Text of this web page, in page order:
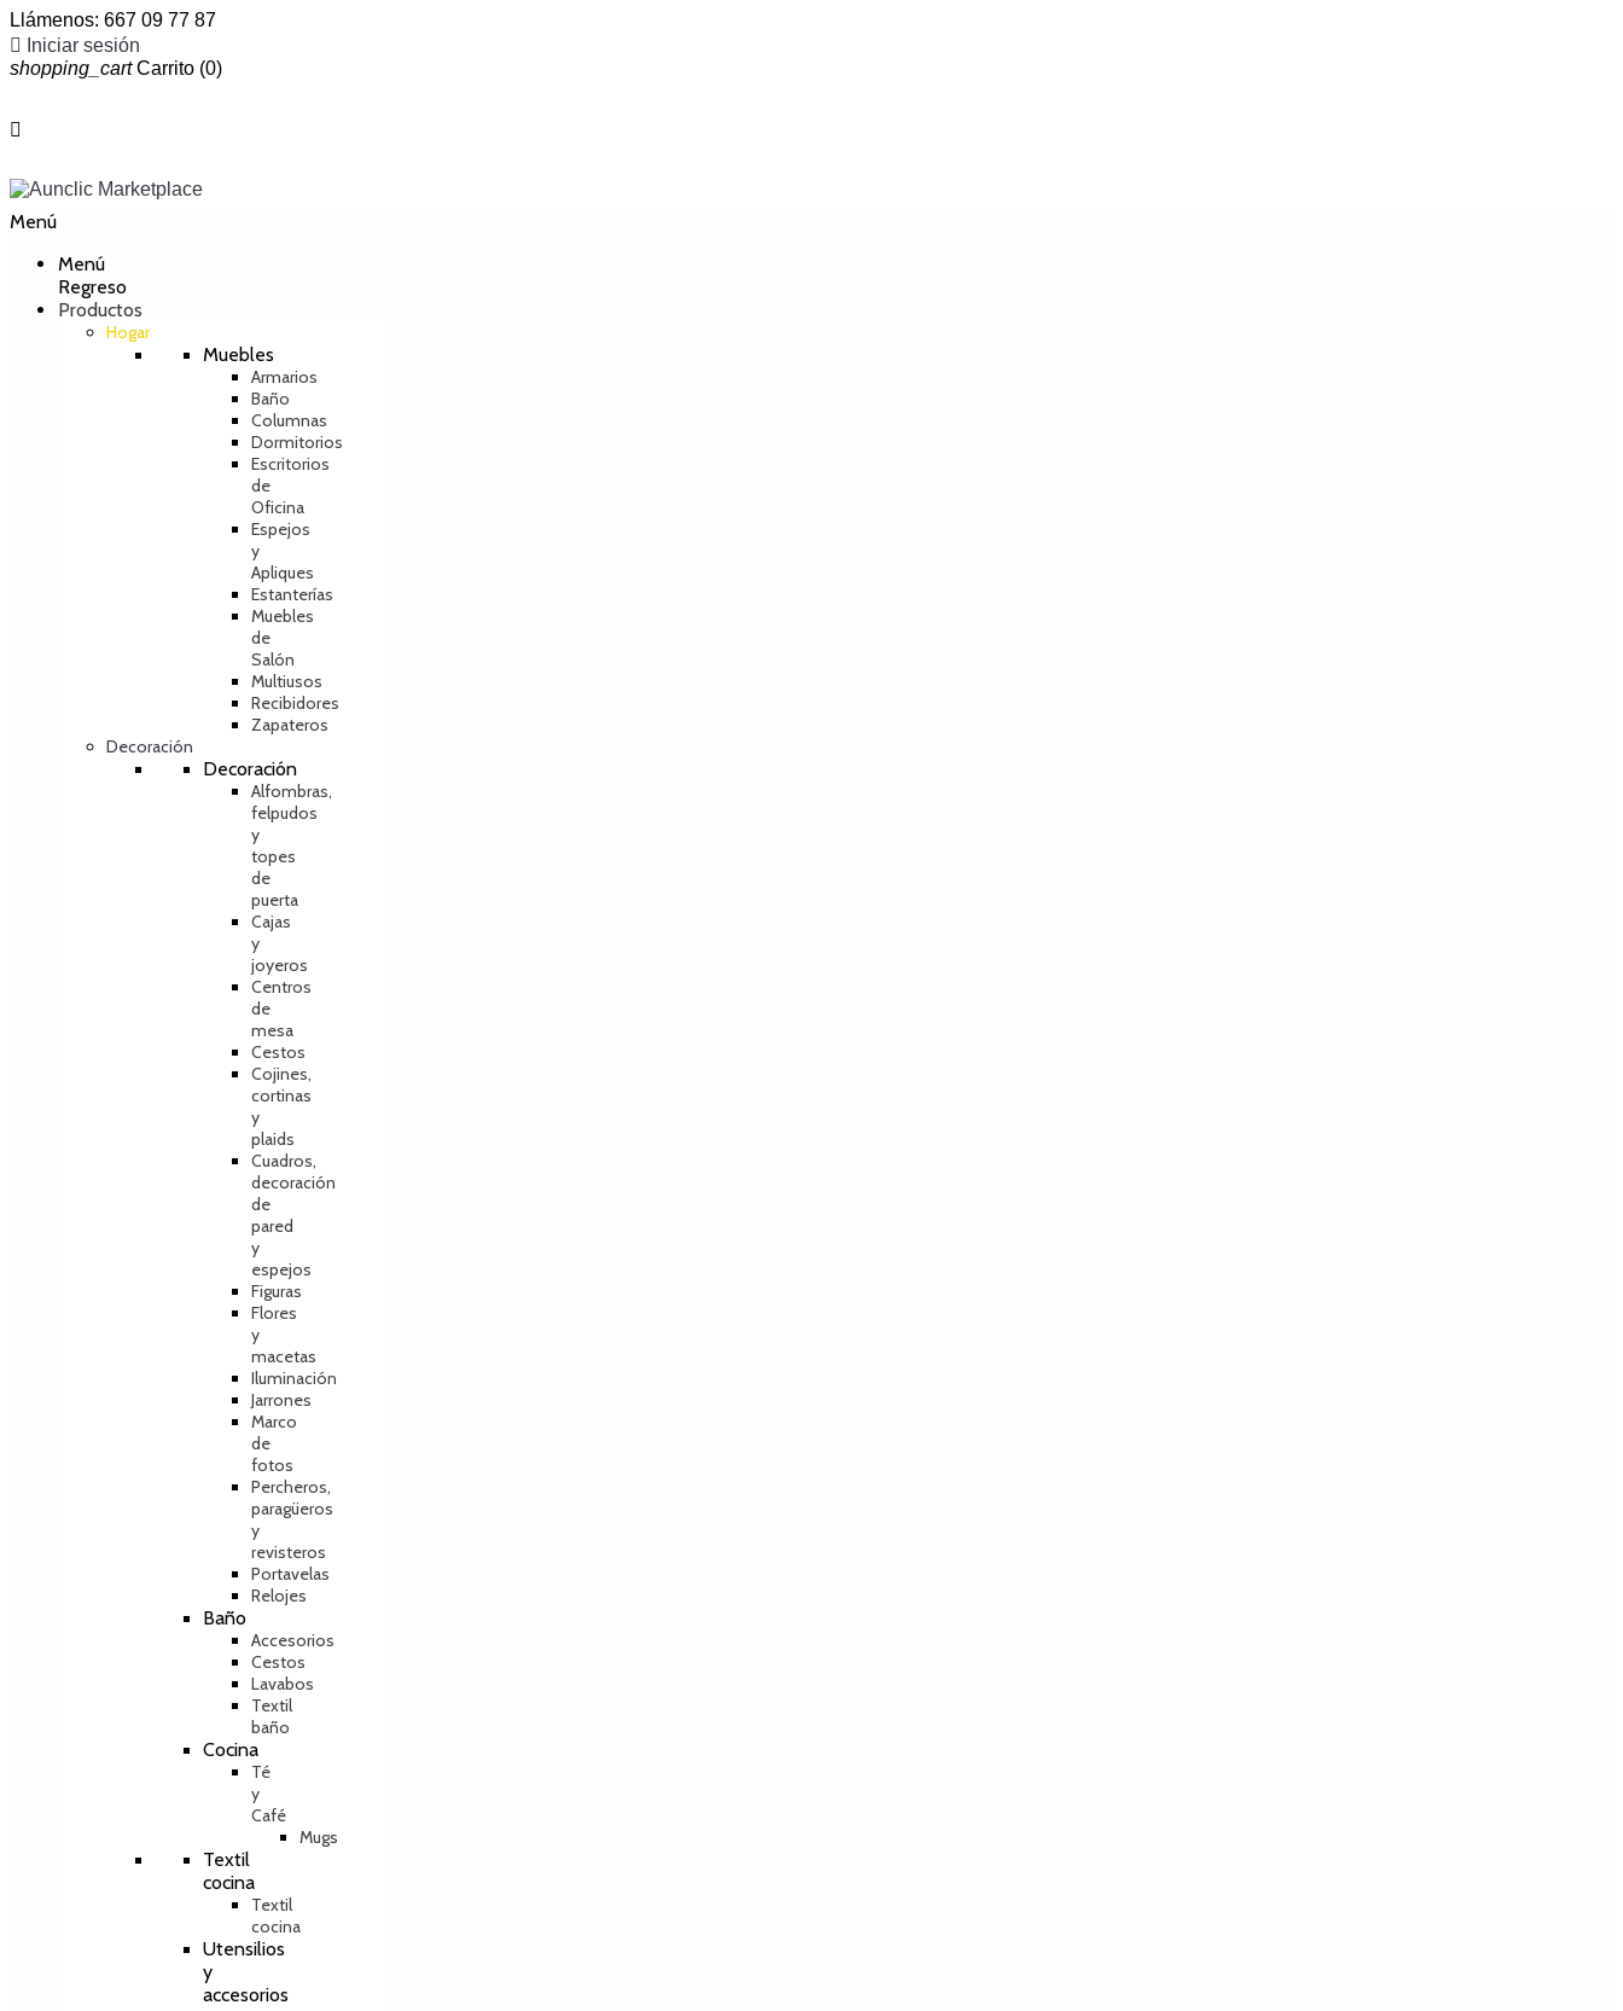
Llámenos: 667 09 77 87

Iniciar sesión
shopping_cart Carrito (0)

Menú
Menú
Regreso
Productos
Hogar
Muebles
Armarios
Baño
Columnas
Dormitorios
Escritorios
de
Oficina
Espejos
y
Apliques
Estanterías
Muebles
de
Salón
Multiusos
Recibidores
Zapateros
Decoración
Decoración
Alfombras,
felpudos
y
topes
de
puerta
Cajas
y
joyeros
Centros
de
mesa
Cestos
Cojines,
cortinas
y
plaids
Cuadros,
decoración
de
pared
y
espejos
Figuras
Flores
y
macetas
Iluminación
Jarrones
Marco
de
fotos
Percheros,
paragüeros
y
revisteros
Portavelas
Relojes
Baño
Accesorios
Cestos
Lavabos
Textil
baño
Cocina
Té
y
Café
Mugs
Textil
cocina
Textil
cocina
Utensilios
y
accesorios